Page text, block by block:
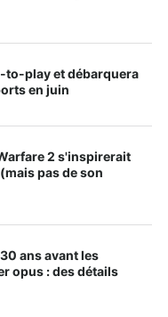
to-play et débarquera
en juin
2 s'inspirerait
pas de son
ans avant les
opus : des détails